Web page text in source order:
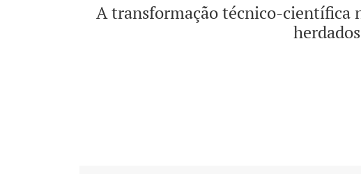
A transformação técnico-científica